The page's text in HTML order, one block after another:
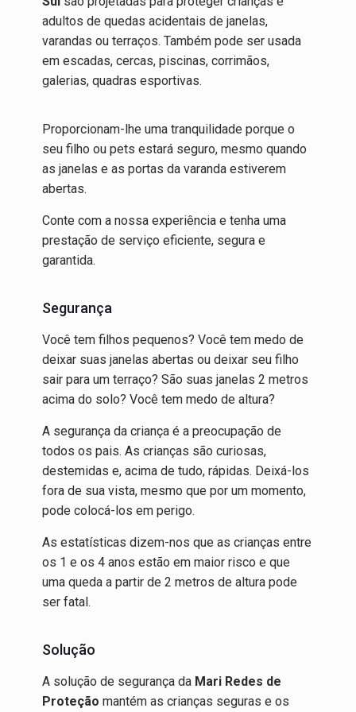
adultos de quedas acidentais de janelas,
varandas ou terraços. Também pode ser usada
em escadas, cercas, piscinas, corrimãos,
galerias, quadras esportivas.
Proporcionam-lhe uma tranquilidade porque o
seu filho ou pets estará seguro, mesmo quando
as janelas e as portas da varanda estiverem
abertas.
Conte com a nossa experiência e tenha uma
prestação de serviço eficiente, segura e
garantida.
Segurança
Você tem filhos pequenos? Você tem medo de
deixar suas janelas abertas ou deixar seu filho
sair para um terraço? São suas janelas 2 metros
acima do solo? Você tem medo de altura?
A segurança da criança é a preocupação de
todos os pais. As crianças são curiosas,
destemidas e, acima de tudo, rápidas. Deixá-los
fora de sua vista, mesmo que por um momento,
pode colocá-los em perigo.
As estatísticas dizem-nos que as crianças entre
os 1 e os 4 anos estão em maior risco e que
uma queda a partir de 2 metros de altura pode
ser fatal.
Solução
A solução de segurança da Mari Redes de
Proteção mantém as crianças seguras e os